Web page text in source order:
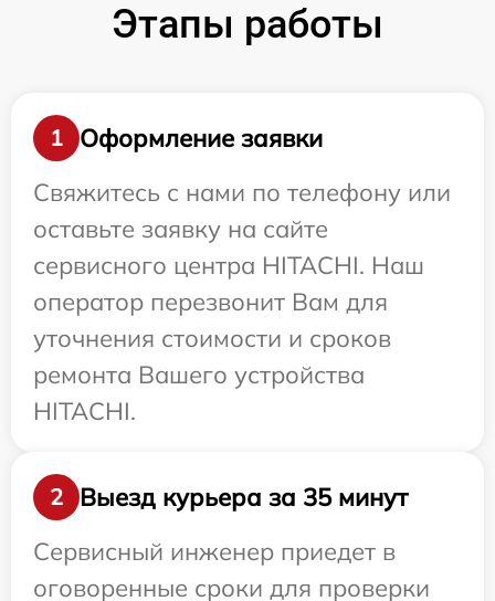
Этапы работы
1
Оформление заявки
Свяжитесь с нами по телефону или
оставьте заявку на сайте
сервисного центра HITACHI. Наш
оператор перезвонит Вам для
уточнения стоимости и сроков
ремонта Вашего устройства
HITACHI.
2
Выезд курьера за 35 минут
Сервисный инженер приедет в
оговоренные сроки для проверки